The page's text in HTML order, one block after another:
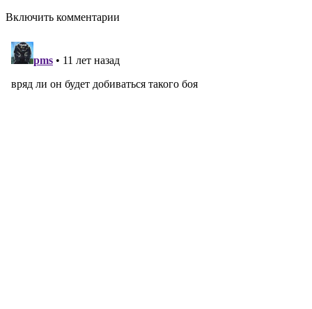
Включить комментарии